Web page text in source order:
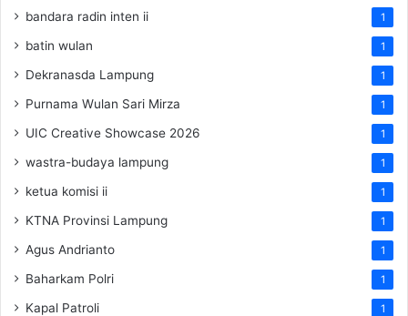
bandara radin inten ii 1
batin wulan 1
Dekranasda Lampung 1
Purnama Wulan Sari Mirza 1
UIC Creative Showcase 2026 1
wastra-budaya lampung 1
ketua komisi ii 1
KTNA Provinsi Lampung 1
Agus Andrianto 1
Baharkam Polri 1
Kapal Patroli 1